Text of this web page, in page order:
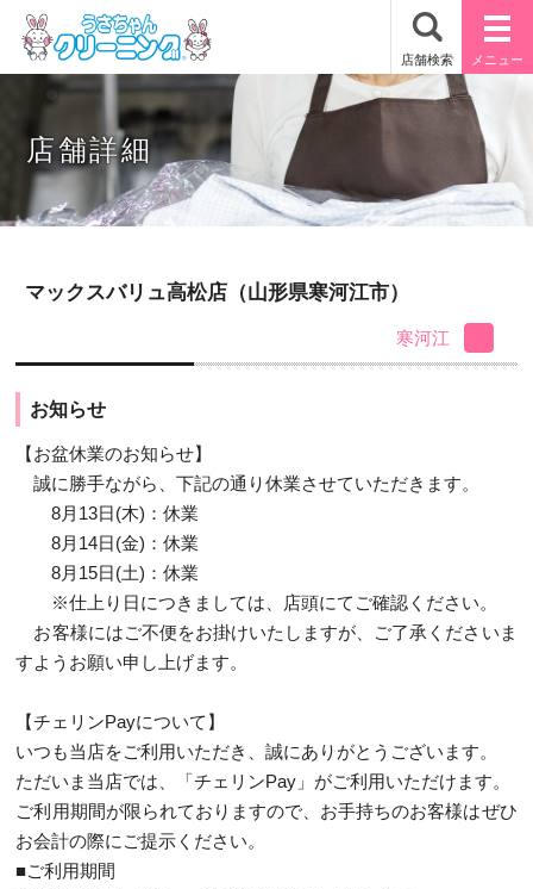
店舗詳細
マックスバリュ高松店（山形県寒河江市）
寒河江
お知らせ
【お盆休業のお知らせ】
誠に勝手ながら、下記の通り休業させていただきます。
8月13日(木)：休業
8月14日(金)：休業
8月15日(土)：休業
※仕上り日につきましては、店頭にてご確認ください。
お客様にはご不便をお掛けいたしますが、ご了承くださいま
すようお願い申し上げます。
【チェリンPayについて】
いつも当店をご利用いただき、誠にありがとうございます。
ただいま当店では、「チェリンPay」がご利用いただけます。
ご利用期間が限られておりますので、お手持ちのお客様はぜひ
お会計の際にご提示ください。
■ご利用期間